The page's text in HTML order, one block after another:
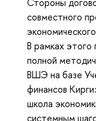
совместного
В рамках этого
полной
ВШЭ на базе
финансов
школа
системным